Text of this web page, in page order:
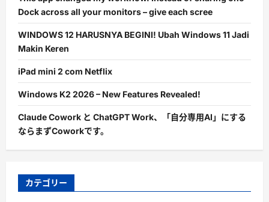
Dock across all your monitors – give each scree
WINDOWS 12 HARUSNYA BEGINI! Ubah Windows 11 Jadi
Makin Keren
iPad mini 2 com Netflix
Windows K2 2026 – New Features Revealed!
Claude Cowork と ChatGPT Work、「自分専用AI」にする
ならまずCoworkです。
カテゴリー